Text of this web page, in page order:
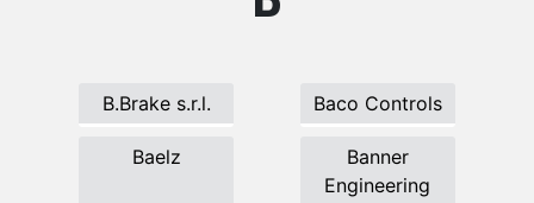
B.Brake s.r.l. Baco Controls
Baelz
Banner
Engineering